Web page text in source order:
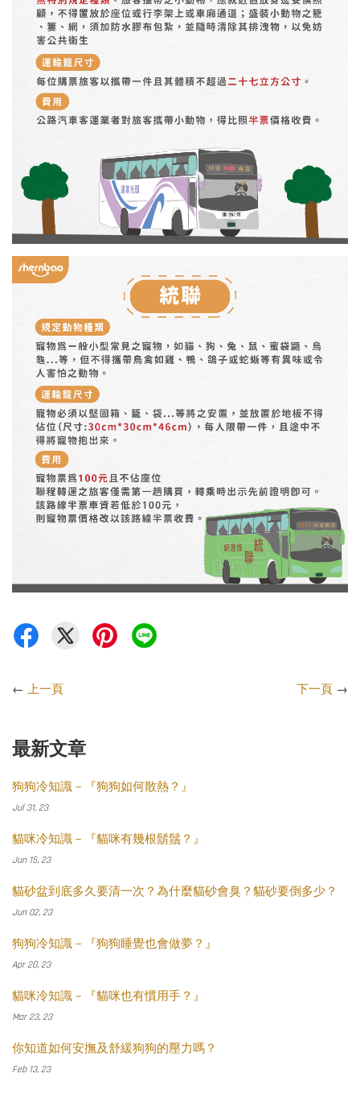
← 上一頁 下一頁 →
最新文章
狗狗冷知識－『狗狗如何散熱？』
Jul 31, 23
貓咪冷知識－『貓咪有幾根鬍鬚？』
Jun 15, 23
貓砂盆到底多久要清一次？為什麼貓砂會臭？貓砂要倒多少？
Jun 02, 23
狗狗冷知識－『狗狗睡覺也會做夢？』
Apr 20, 23
貓咪冷知識－『貓咪也有慣用手？』
Mar 23, 23
你知道如何安撫及舒緩狗狗的壓力嗎？
Feb 13, 23